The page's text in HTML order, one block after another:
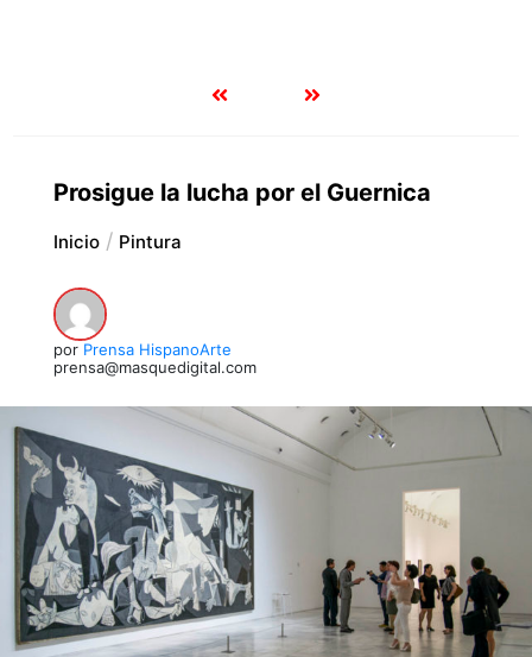
Prosigue la lucha por el Guernica
Inicio Pintura
por Prensa HispanoArte
prensa@masquedigital.com